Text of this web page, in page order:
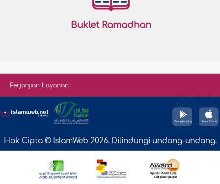
Buklet Ramadhan
Perjanjian Layanan
Hak Cipta © IslamWeb 2026. Dilindungi undang-undang.